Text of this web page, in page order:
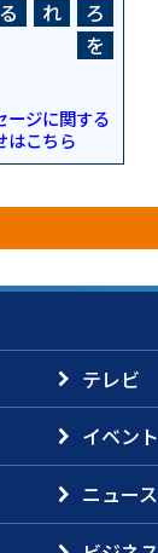
る れ
ろ
を
ージに関する
はこちら
テレビ
イベント
ニュース